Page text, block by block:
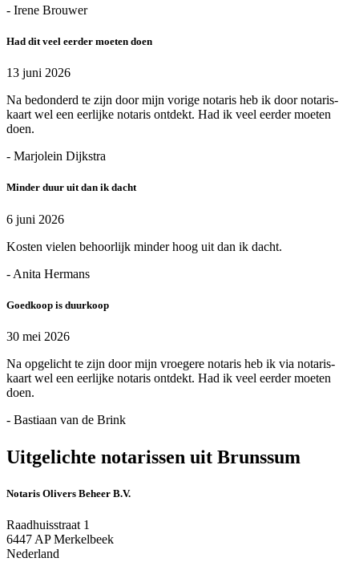
- Irene Brouwer
Had dit veel eerder moeten doen
13 juni 2026
Na bedonderd te zijn door mijn vorige notaris heb ik door notaris-
kaart wel een eerlijke notaris ontdekt. Had ik veel eerder moeten
doen.
- Marjolein Dijkstra
Minder duur uit dan ik dacht
6 juni 2026
Kosten vielen behoorlijk minder hoog uit dan ik dacht.
- Anita Hermans
Goedkoop is duurkoop
30 mei 2026
Na opgelicht te zijn door mijn vroegere notaris heb ik via notaris-
kaart wel een eerlijke notaris ontdekt. Had ik veel eerder moeten
doen.
- Bastiaan van de Brink
Uitgelichte notarissen uit Brunssum
Notaris Olivers Beheer B.V.
Raadhuisstraat 1
6447 AP Merkelbeek
Nederland